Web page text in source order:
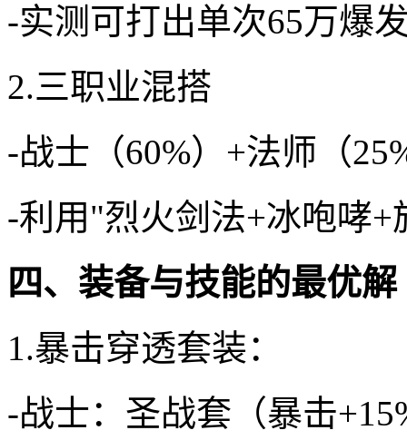
-实测可打出单次65万爆
2.三职业混搭
-战士（60%）+法师（
-利用"烈火剑法+冰咆哮
四、装备与技能的最优解
1.暴击穿透套装：
-战士：圣战套（暴击